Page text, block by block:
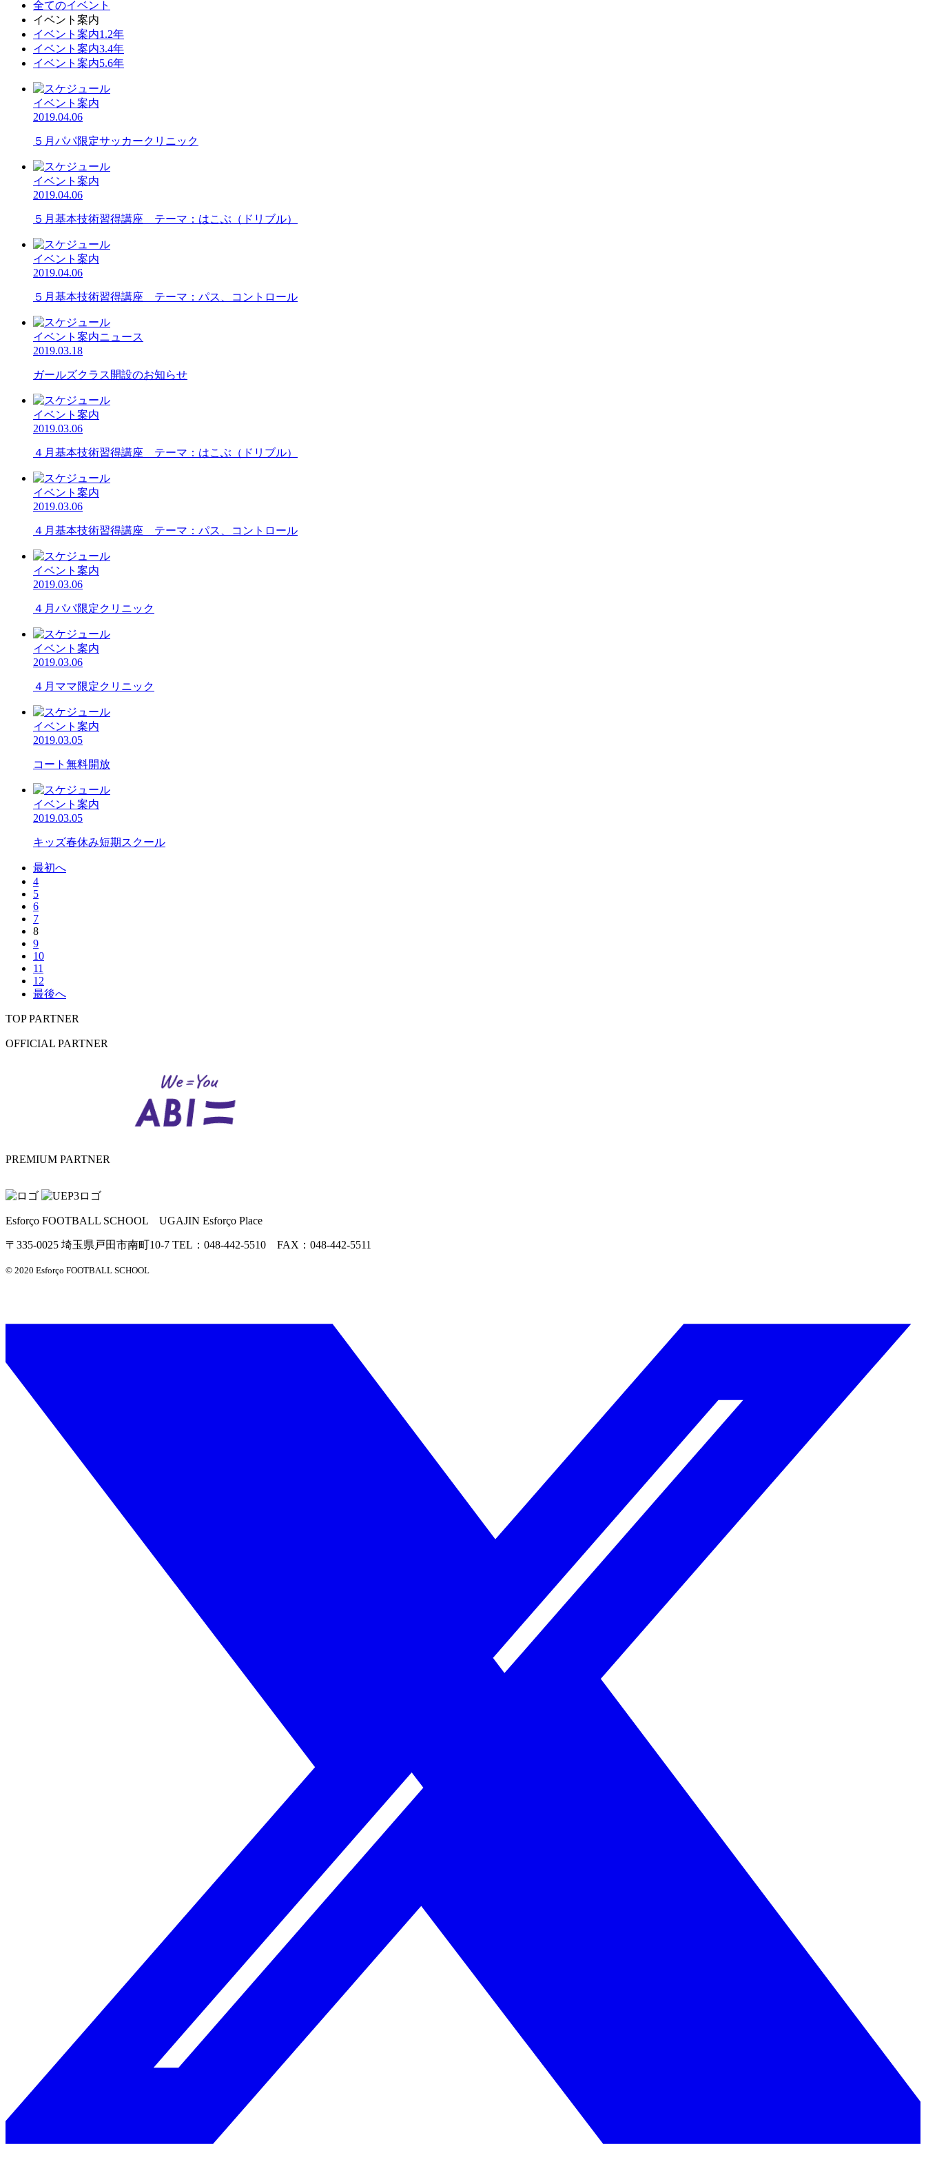
全てのイベント
イベント案内
イベント案内1.2年
イベント案内3.4年
イベント案内5.6年
イベント案内
2019.04.06
５月パパ限定サッカークリニック
イベント案内
2019.04.06
５月基本技術習得講座 テーマ：はこぶ（ドリブル）
イベント案内
2019.04.06
５月基本技術習得講座 テーマ：パス、コントロール
イベント案内ニュース
2019.03.18
ガールズクラス開設のお知らせ
イベント案内
2019.03.06
４月基本技術習得講座 テーマ：はこぶ（ドリブル）
イベント案内
2019.03.06
４月基本技術習得講座 テーマ：パス、コントロール
イベント案内
2019.03.06
４月パパ限定クリニック
イベント案内
2019.03.06
４月ママ限定クリニック
イベント案内
2019.03.05
コート無料開放
イベント案内
2019.03.05
キッズ春休み短期スクール
最初へ
4
5
6
7
8
9
10
11
12
最後へ
TOP PARTNER
OFFICIAL PARTNER
PREMIUM PARTNER
Esforço FOOTBALL SCHOOL UGAJIN Esforço Place
〒335-0025 埼玉県戸田市南町10-7 TEL：048-442-5510 FAX：048-442-5511
© 2020 Esforço FOOTBALL SCHOOL